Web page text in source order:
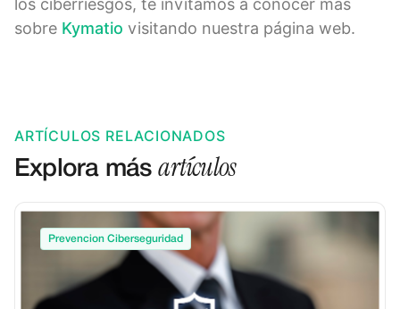
sobre Kymatio visitando nuestra página web.
ARTÍCULOS RELACIONADOS
Explora másartículos
Prevencion Ciberseguridad